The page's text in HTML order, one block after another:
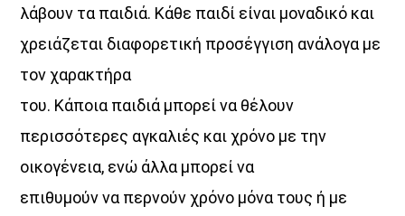
λάβουν τα παιδιά. Κάθε παιδί είναι μοναδικό και
χρειάζεται διαφορετική προσέγγιση ανάλογα με
τον χαρακτήρα
του. Κάποια παιδιά μπορεί να θέλουν
περισσότερες αγκαλιές και χρόνο με την
οικογένεια, ενώ άλλα μπορεί να
επιθυμούν να περνούν χρόνο μόνα τους ή με